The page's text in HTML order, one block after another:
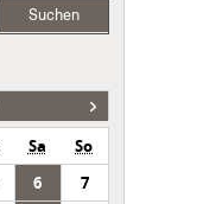
Suchen
Sa
So
6
7